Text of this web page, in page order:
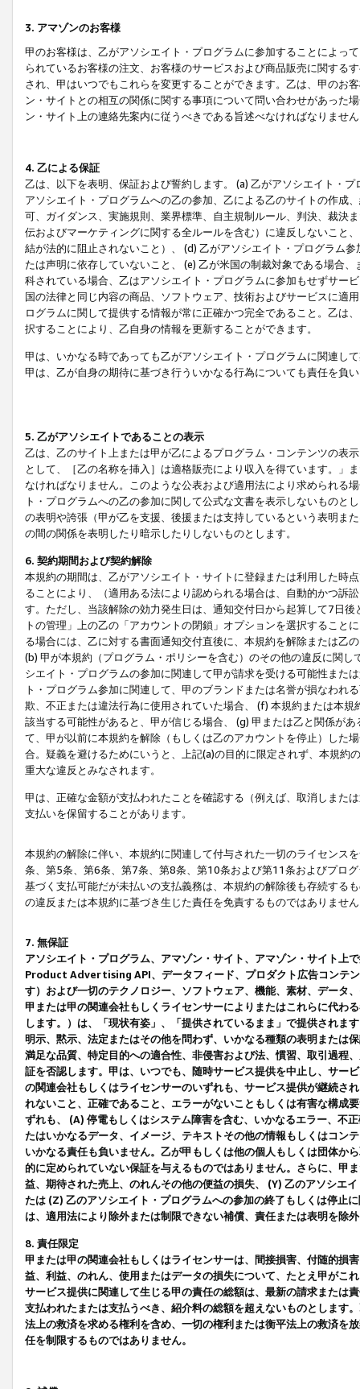
3. アマゾンのお客様
甲のお客様は、乙がアソシエイト・プログラムに参加することによっ
られているお客様の注文、お客様のサービスおよび商品販売に関する
され、甲はいつでもこれらを変更することができます。乙は、甲のお
ン・サイトとの相互の関係に関する事項について問い合わせがあった
ン・サイト上の連絡先案内に従うべきである旨述べなければなりませ
4. 乙による保証
乙は、以下を表明、保証および誓約します。 (a) 乙がアソシエイト・
アソシエイト・プログラムへの乙の参加、乙による乙のサイトの作成
可、ガイダンス、実施規則、業界標準、自主規制ルール、判決、裁決
伝およびマーケティングに関する全ルールを含む）に違反しないこと
結が法的に阻止されないこと）、 (d) 乙がアソシエイト・プログラム
たは声明に依存していないこと、 (e) 乙が米国の制裁対象である場合
科されている場合、乙はアソシエイト・プログラムに参加もせずサー
国の法律と同じ内容の商品、ソフトウェア、技術およびサービスに適
ログラムに関して提供する情報が常に正確かつ完全であること。乙は
択することにより、乙自身の情報を更新することができます。
甲は、いかなる時であっても乙がアソシエイト・プログラムに関連し
甲は、乙が自身の期待に基づき行ういかなる行為についても責任を負
5. 乙がアソシエイトであることの表示
乙は、乙のサイト上または甲が乙によるプログラム・コンテンツの表
として、［乙の名称を挿入］は適格販売により収入を得ています。」
なければなりません。このような公表および適用法により求められる
ト・プログラムへの乙の参加に関して公式な文書を表示しないもの
の表明や誇張（甲が乙を支援、後援または支持しているという表明ま
の間の関係を表明したり暗示したりしないものとします。
6. 契約期間および契約解除
本規約の期間は、乙がアソシエイト・サイトに登録または利用した時
ることにより、（適用ある法により認められる場合は、自動的かつ訴
す。ただし、当該解除の効力発生日は、通知交付日から起算して7日
トの管理」上の乙の「アカウントの閉鎖」オプションを選択するこ
る場合には、乙に対する書面通知交付直後に、本規約を解除または乙
(b) 甲が本規約（プログラム・ポリシーを含む）のその他の違反に関
シエイト・プログラムの参加に関連して甲が請求を受ける可能性また
ト・プログラム参加に関連して、甲のブランドまたは名誉が損なわれ
欺、不正または違法行為に使用されていた場合、 (f) 本規約または本
該当する可能性があると、甲が信じる場合、 (g) 甲または乙と関係が
て、甲が以前に本規約を解除（もしくは乙のアカウントを停止）した
合。疑義を避けるためにいうと、上記(a)の目的に限定されず、本規
重大な違反とみなされます。
甲は、正確な金額が支払われたことを確認する（例えば、取消しまた
支払いを保留することがあります。
本規約の解除に伴い、本規約に関連して付与された一切のライセンス
条、第5条、第6条、第7条、第8条、第10条および第11条およびプロ
基づく支払可能だが未払いの支払義務は、本規約の解除後も存続する
の違反または本規約に基づき生じた責任を免責するものではありませ
7. 無保証
アソシエイト・プログラム、アマゾン・サイト、アマゾン・サイト上
Product Advertising API、データフィード、プロダクト広告コンテ
す）および一切のテクノロジー、ソフトウェア、機能、素材、データ
甲または甲の関連会社もしくライセンサーによりまたはこれらに代わ
します。）は、「現状有姿」、「提供されているまま」で提供されま
明示、黙示、法定またはその他を問わず、いかなる種類の表明または
満足な品質、特定目的への適合性、非侵害および法、慣習、取引過程
証を否認します。甲は、いつでも、随時サービス提供を中止し、サー
の関連会社もしくはライセンサーのいずれも、サービス提供が継続さ
れないこと、正確であること、エラーがないこともしくは有害な構成
ずれも、 (A) 停電もしくはシステム障害を含む、いかなるエラー、不
たはいかなるデータ、イメージ、テキストその他の情報もしくはコン
いかなる責任も負いません。乙が甲もしくは他の個人もしくは団体か
的に定められていない保証を与えるものではありません。さらに、甲
益、期待された売上、のれんその他の便益の損失、 (Y) 乙のアソシエ
たは (Z) 乙のアソシエイト・プログラムへの参加の終了もしくは停止
は、適用法により除外または制限できない補償、責任または表明を除
8. 責任限定
甲または甲の関連会社もしくはライセンサーは、間接損害、付随的損
益、利益、のれん、使用またはデータの損失について、たとえ甲がこ
サービス提供に関連して生じる甲の責任の総額は、最新の請求または
支払われたまたは支払うべき、紹介料の総額を超えないものとします
法上の救済を求める権利を含め、一切の権利または衡平法上の救済を
任を制限するものではありません。